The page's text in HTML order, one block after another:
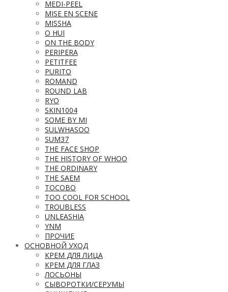
MEDI-PEEL
MISE EN SCENE
MISSHA
O HUI
ON THE BODY
PERIPERA
PETITFEE
PURITO
ROMAND
ROUND LAB
RYO
SKIN1004
SOME BY MI
SULWHASOO
SUM37
THE FACE SHOP
THE HISTORY OF WHOO
THE ORDINARY
THE SAEM
TOCOBO
TOO COOL FOR SCHOOL
TROUBLESS
UNLEASHIA
YNM
ПРОЧИЕ
ОСНОВНОЙ УХОД
КРЕМ ДЛЯ ЛИЦА
КРЕМ ДЛЯ ГЛАЗ
ЛОСЬОНЫ
СЫВОРОТКИ/СЕРУМЫ